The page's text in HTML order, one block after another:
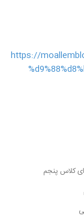
https://
کلاس پنجم